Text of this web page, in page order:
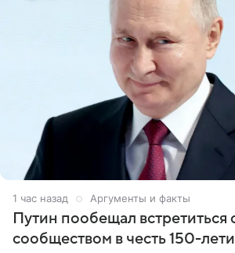
1 час назад Аргументы и факты
Путин пообещал встретиться
сообществом в честь 150-